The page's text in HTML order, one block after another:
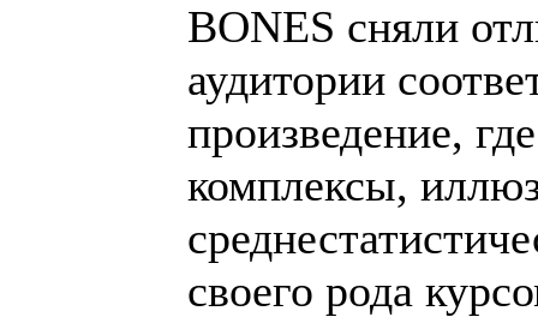
BONES сняли
аудитории
произведение,
комплексы,
своего рода